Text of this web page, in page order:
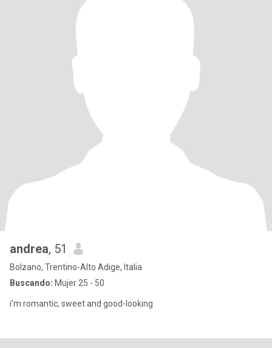
andrea, 51
Bolzano, Trentino-Alto Adige, Italia
Buscando: Mujer 25 - 50
i'm romantic, sweet and good-looking